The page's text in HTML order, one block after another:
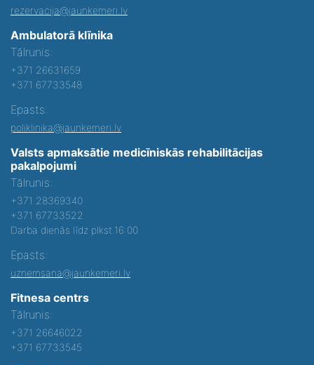
rezervacija@jaunkemeri.lv
Ambulatorā klīnika
Tālrunis:
+371 26631659
+371 67733548
Epasts:
poliklinika@jaunkemeri.lv
Valsts apmaksātie medicīniskās rehabilitācijas
pakalpojumi
Tālrunis:
+371 28369340
+371 67733522
Darba dienās līdz plkst.16:00
Epasts:
uznemsana@jaunkemeri.lv
Fitnesa centrs
Tālrunis:
+371 26646022
+371 67733545